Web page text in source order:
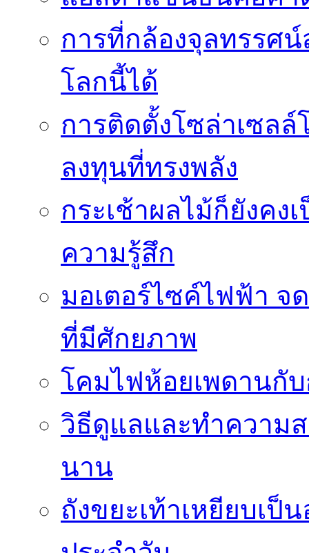
การที่กล้องจุลทรรศ
โลกนี้ได้
การติดตั้งโซล่าเซลล์
ลงทุนที่ทรงพลัง
กระเช้าผลไม้ก็ยังคง
ความรู้สึก
มอเตอร์ไซค์ไฟฟ้า จ
ที่มีศักยภาพ
โคมไฟห้อยเพดานกั
วิธีดูแลและทำความ
นาน
ถังขยะเท้าเหยียบเ